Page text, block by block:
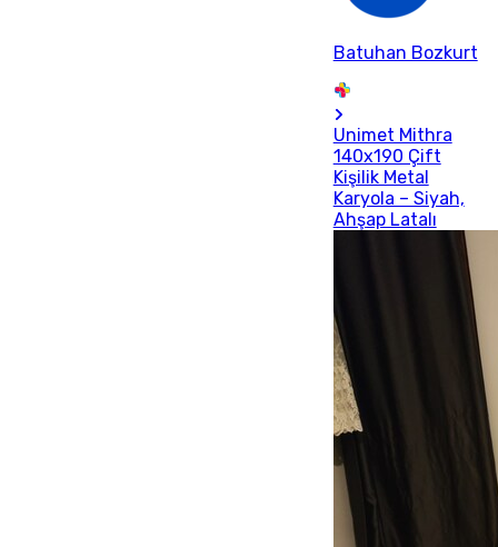
Batuhan Bozkurt
Unimet Mithra
140x190 Çift
Kişilik Metal
Karyola – Siyah,
Ahşap Latalı